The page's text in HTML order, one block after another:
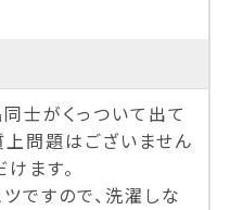
士がくっついて出て
上問題はございません
ます。
ですので、洗濯しな